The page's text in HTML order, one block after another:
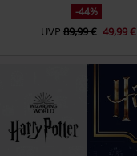
-44%
UVP 89,99 € 49,99 €